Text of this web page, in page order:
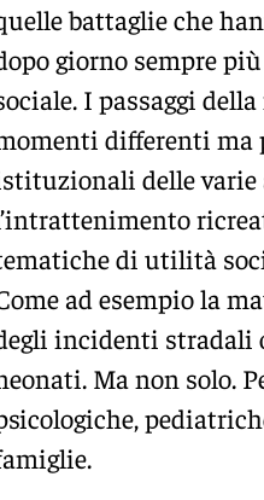
battaglie che
giorno sempre
I passaggi
differenti ma
delle varie
di utilità
ad esempio la
incidenti stradali
Ma non solo.